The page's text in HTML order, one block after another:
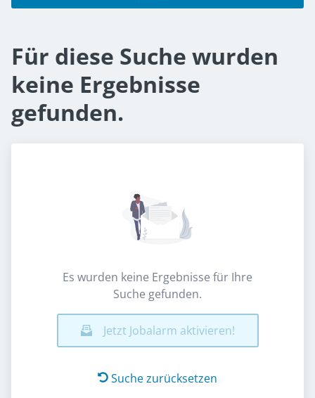
Für diese Suche wurden
keine Ergebnisse
gefunden.
Es wurden keine Ergebnisse für Ihre
Suche gefunden.
Jetzt Jobalarm aktivieren!
Suche zurücksetzen